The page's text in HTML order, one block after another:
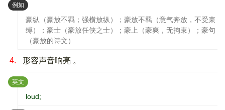
例如 ：
豪纵（豪放不羁；强横放纵）；豪放不羁（意气奔放，不受束
缚）；豪士（豪放任侠之士）；豪上（豪爽，无拘束）；豪句
（豪放的诗文）
4. 形容声音响亮 。
英文 ：
loud;